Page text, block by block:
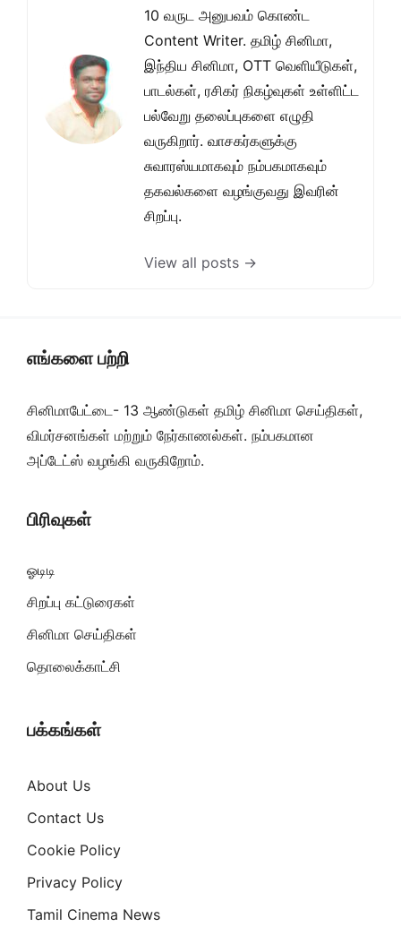
10 வருட அனுபவம் கொண்ட
Content Writer. தமிழ் சினிமா,
இந்திய சினிமா, OTT வெளியீடுகள்,
பாடல்கள், ரசிகர் நிகழ்வுகள் உள்ளிட்ட
பல்வேறு தலைப்புகளை எழுதி
வருகிறார். வாசகர்களுக்கு
சுவாரஸ்யமாகவும் நம்பகமாகவும்
தகவல்களை வழங்குவது இவரின்
சிறப்பு.
View all posts →
எங்களை பற்றி
சினிமாபேட்டை- 13 ஆண்டுகள் தமிழ் சினிமா செய்திகள்,
விமர்சனங்கள் மற்றும் நேர்காணல்கள். நம்பகமான
அப்டேட்ஸ் வழங்கி வருகிறோம்.
பிரிவுகள்
ஓடிடி
சிறப்பு கட்டுரைகள்
சினிமா செய்திகள்
தொலைக்காட்சி
பக்கங்கள்
About Us
Contact Us
Cookie Policy
Privacy Policy
Tamil Cinema News